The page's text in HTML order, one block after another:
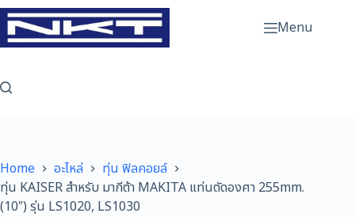
Skip
to
content
Menu
Home อะไหล่
ทุ่น ฟิลคอยล์
ทุ่น KAISER สำหรับ มากีต้า MAKITA แท่นตัดองศา 255mm.
(10″) รุ่น LS1020, LS1030